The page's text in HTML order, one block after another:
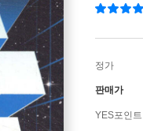
정가
판매가
YES포인트